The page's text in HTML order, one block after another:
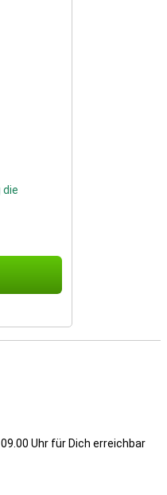
die
Uhr für Dich erreichbar